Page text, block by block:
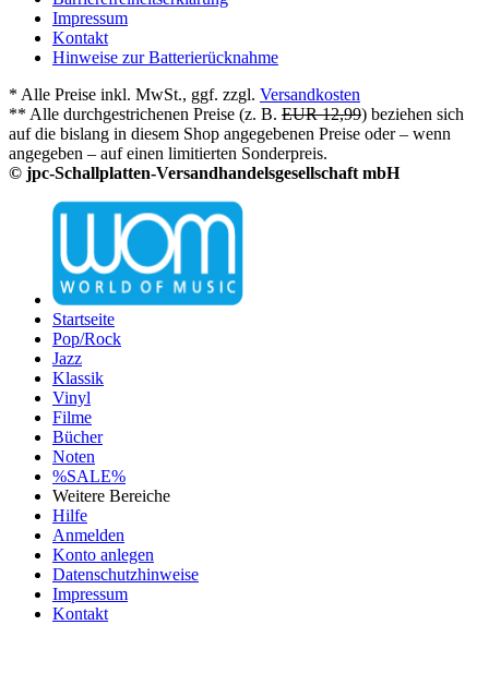
Impressum
Kontakt
Hinweise zur Batterierücknahme
* Alle Preise inkl. MwSt., ggf. zzgl. Versandkosten
** Alle durchgestrichenen Preise (z. B. EUR 12,99) beziehen sich
auf die bislang in diesem Shop angegebenen Preise oder – wenn
angegeben – auf einen limitierten Sonderpreis.
© jpc-Schallplatten-Versandhandelsgesellschaft mbH
Startseite
Pop/Rock
Jazz
Klassik
Vinyl
Filme
Bücher
Noten
%SALE%
Weitere Bereiche
Hilfe
Anmelden
Konto anlegen
Datenschutzhinweise
Impressum
Kontakt